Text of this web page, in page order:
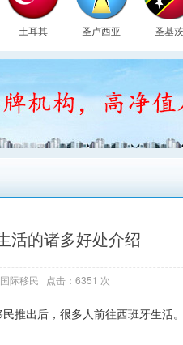
土耳其 圣卢西亚 圣基茨
活的诸多好处介绍
际移民 点击：6351 次
出后，很多人前往西班牙生活